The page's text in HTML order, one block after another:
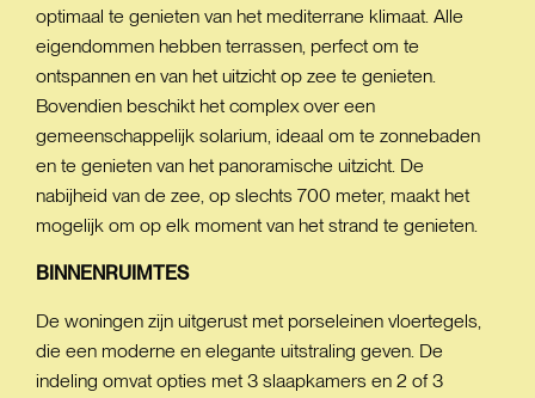
optimaal te genieten van het mediterrane klimaat. Alle
eigendommen hebben terrassen, perfect om te
ontspannen en van het uitzicht op zee te genieten.
Bovendien beschikt het complex over een
gemeenschappelijk solarium, ideaal om te zonnebaden
en te genieten van het panoramische uitzicht. De
nabijheid van de zee, op slechts 700 meter, maakt het
mogelijk om op elk moment van het strand te genieten.
BINNENRUIMTES
De woningen zijn uitgerust met porseleinen vloertegels,
die een moderne en elegante uitstraling geven. De
indeling omvat opties met 3 slaapkamers en 2 of 3